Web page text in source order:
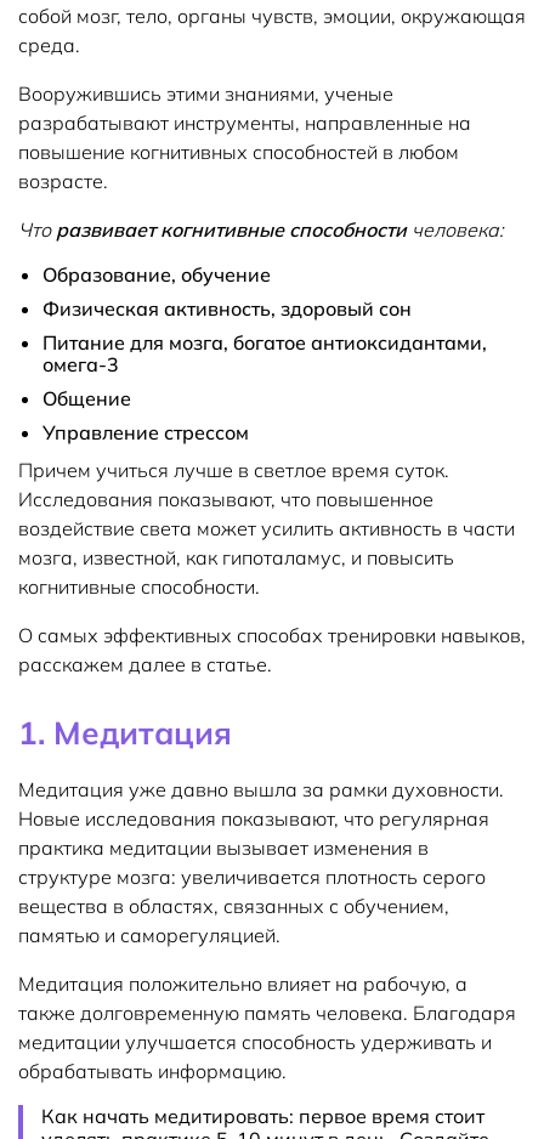
собой мозг, тело, органы чувств, эмоции, окружающая
среда.
Вооружившись этими знаниями, ученые
разрабатывают инструменты, направленные на
повышение когнитивных способностей в любом
возрасте.
Что развивает когнитивные способностичеловека:
Образование, обучение
Физическая активность, здоровый сон
Питание для мозга, богатое антиоксидантами,
омега-3
Общение
Управление стрессом
Причем учиться лучше в светлое время суток.
Исследования показывают, что повышенное
воздействие света может усилить активность в части
мозга, известной, как гипоталамус, и повысить
когнитивные способности.
О самых эффективных способах тренировки навыков,
расскажем далее в статье.
1. Медитация
Медитация уже давно вышла за рамки духовности.
Новые исследования показывают, что регулярная
практика медитации вызывает изменения в
структуре мозга: увеличивается плотность серого
вещества в областях, связанных с обучением,
памятью и саморегуляцией.
Медитация положительно влияет на рабочую, а
также долговременную память человека. Благодаря
медитации улучшается способность удерживать и
обрабатывать информацию.
Как начать медитировать: первое время стоит